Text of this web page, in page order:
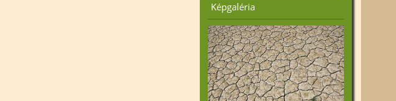
Képgaléria